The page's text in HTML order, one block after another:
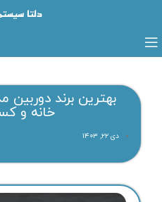
بهترین برند دوربین
خانه و
دی ۲۲, ۱۴۰۳